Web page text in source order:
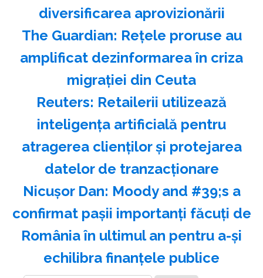
diversificarea aprovizionării
The Guardian: Reţele proruse au
amplificat dezinformarea în criza
migraţiei din Ceuta
Reuters: Retailerii utilizează
inteligenţa artificială pentru
atragerea clienţilor şi protejarea
datelor de tranzacţionare
Nicuşor Dan: Moody and #39;s a
confirmat paşii importanţi făcuţi de
România în ultimul an pentru a-şi
echilibra finanţele publice